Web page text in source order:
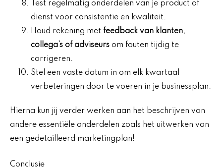
Test regelmatig onderdelen van je product of
dienst voor consistentie en kwaliteit.
Houd rekening met feedback van klanten,
collega’s of adviseurs om fouten tijdig te
corrigeren.
Stel een vaste datum in om elk kwartaal
verbeteringen door te voeren in je businessplan.
Hierna kun jij verder werken aan het beschrijven van
andere essentiële onderdelen zoals het uitwerken van
een gedetailleerd marketingplan!
Conclusie